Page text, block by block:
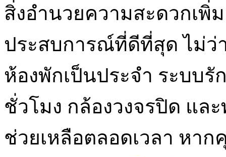
สิ่งอำนวยความสะดวกเพิ่
ประสบการณ์ที่ดีที่สุด ไม่ว่
ห้องพักเป็นประจำ ระบบ
ชั่วโมง กล้องวงจรปิด แ
ช่วยเหลือตลอดเวลา หา